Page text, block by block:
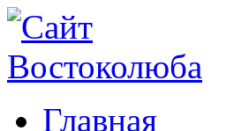
Главная